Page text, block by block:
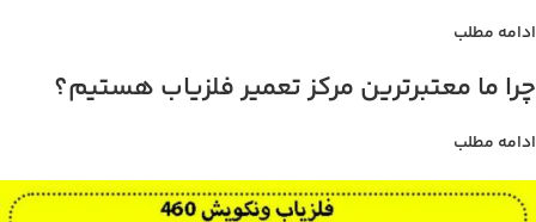
ادامه مطلب
چرا ما معتبرترین مرکز تعمیر فلزیاب هستیم؟
ادامه مطلب